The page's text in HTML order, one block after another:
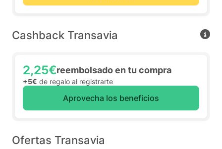
Cashback Transavia
2,25€reembolsado en tu compra
+5€ de regalo al registrarte
Aprovecha los beneficios
Ofertas Transavia